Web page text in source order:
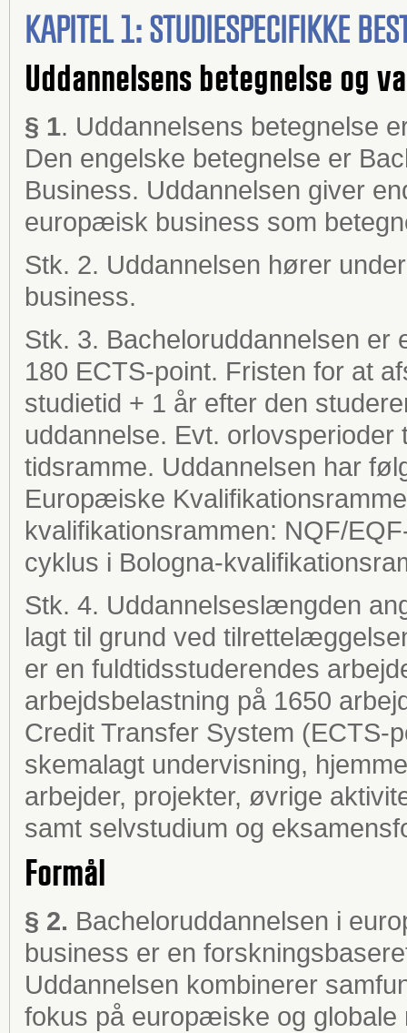
KAPITEL 1: STUDIESPECIFIKKE
Uddannelsens betegnelse og
§ 1. Uddannelsens betegnelse
Den engelske betegnelse er
Business. Uddannelsen giver
europæisk business som
Stk. 2. Uddannelsen hører
business.
Stk. 3. Bacheloruddannelsen er
180 ECTS-point. Fristen for at
studietid + 1 år efter den
uddannelse. Evt.
tidsramme. Uddannelsen har
Europæiske
kvalifikationsrammen: NQF/
cyklus i Bologna-
Stk. 4. Uddannelseslængden
lagt til grund ved
er en fuldtidsstuderendes
arbejdsbelastning på 1650
Credit Transfer System (ECTS-
skemalagt undervisning,
arbejder, projekter, øvrige
samt selvstudium og
Formål
§ 2. Bacheloruddannelsen i
business er en
Uddannelsen kombinerer
fokus på europæiske og globale